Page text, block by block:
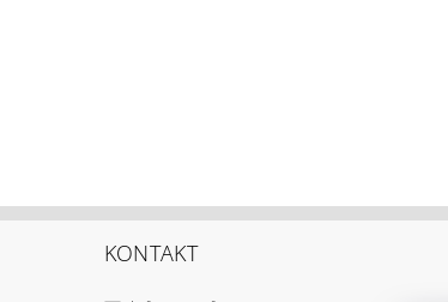
KONTAKT